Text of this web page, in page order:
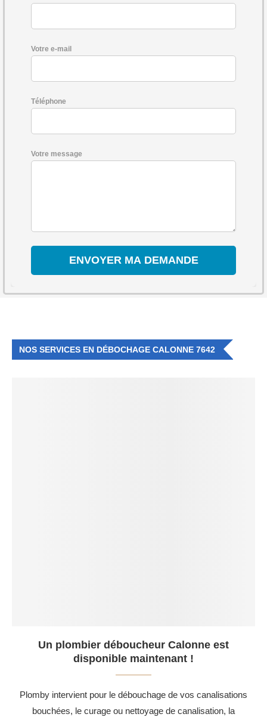
Votre e-mail
Téléphone
Votre message
NOS SERVICES EN DÉBOCHAGE CALONNE 7642
Un plombier déboucheur Calonne est
disponible maintenant !
Plomby intervient pour le débouchage de vos canalisations
bouchées, le curage ou nettoyage de canalisation, la